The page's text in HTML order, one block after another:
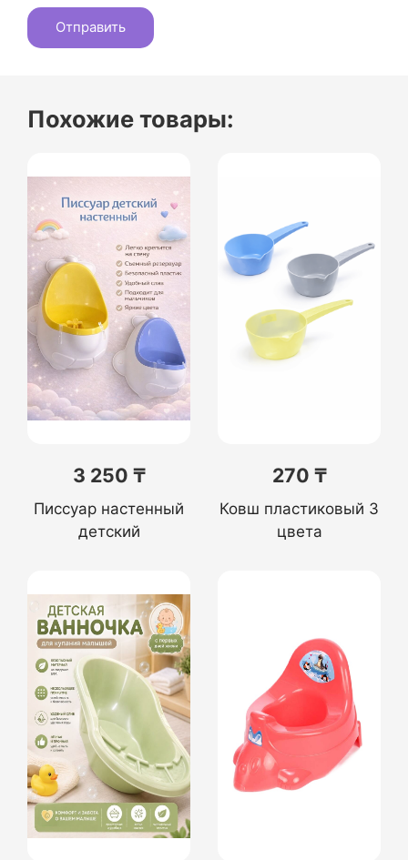
Похожие товары:
3 250 ₸
Писсуар настенный
детский
270 ₸
Ковш пластиковый 3
цвета